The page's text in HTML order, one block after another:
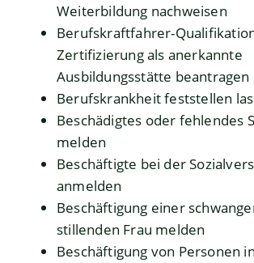
Weiterbildung nachweisen
Berufskraftfahrer-
Zertifizierung als anerkannte
Ausbildungsstätte beantragen
Berufskrankheit feststellen
Beschädigtes oder fehlendes
melden
Beschäftigte bei der
anmelden
Beschäftigung einer
stillenden Frau melden
Beschäftigung von Personen